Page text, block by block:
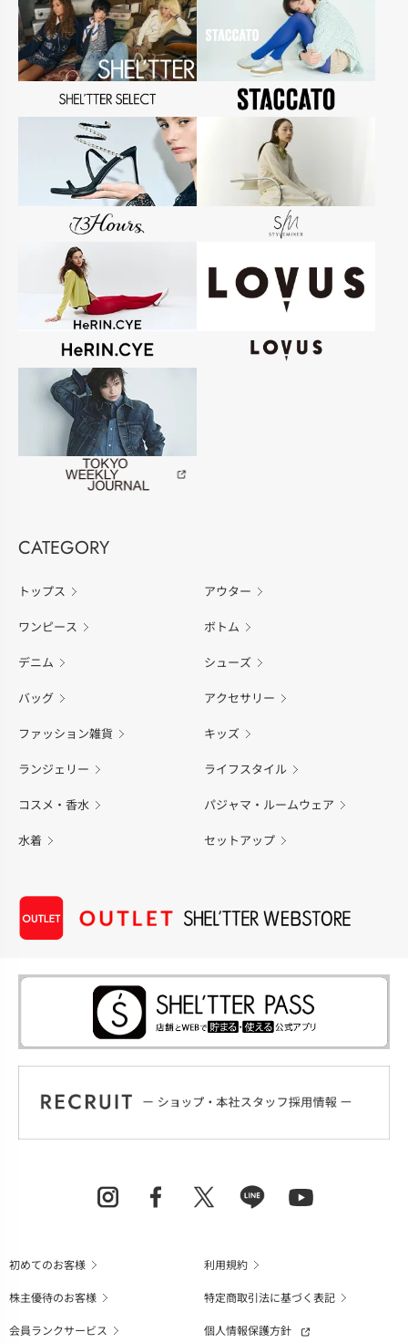
CATEGORY
トップス アウター
ワンピース ボトム
デニム シューズ
バッグ アクセサリー
ファッション雑貨 キッズ
ランジェリー ライフスタイル
コスメ・香水 パジャマ・ルームウェア
水着 セットアップ
初めてのお客様
利用規約
株主優待のお客様
特定商取引法に基づく表記
会員ランクサービス
個人情報保護方針